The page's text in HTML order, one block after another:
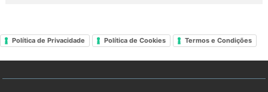
Política de Privacidade Política de Cookies Termos e Condições